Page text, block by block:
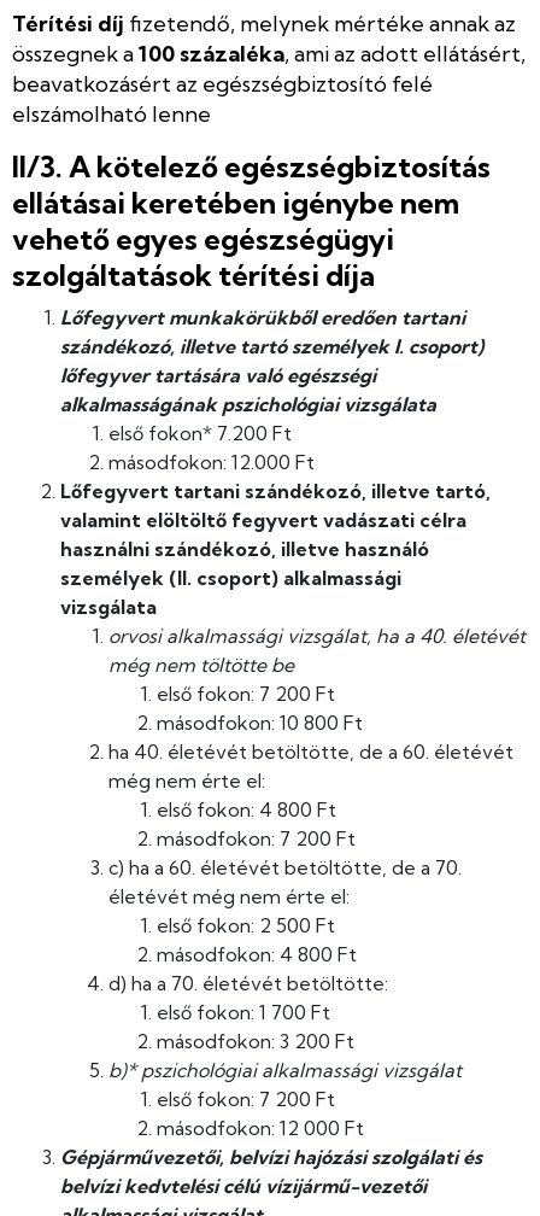
Térítési díj fizetendő, melynek mértéke annak az
összegnek a100 százaléka, ami az adott ellátásért,
beavatkozásért az egészségbiztosító felé
elszámolható lenne
II/3. A kötelező egészségbiztosítás
ellátásai keretében igénybe nem
vehető egyes egészségügyi
szolgáltatások térítési díja
Lőfegyvert munkakörükből eredően tartani
szándékozó, illetve tartó személyek I. csoport)
lőfegyver tartására való egészségi
alkalmasságának pszichológiai vizsgálata
első fokon* 7.200 Ft
másodfokon: 12.000 Ft
Lőfegyvert tartani szándékozó, illetve tartó,
valamint elöltöltő fegyvert vadászati célra
használni szándékozó, illetve használó
személyek (II. csoport) alkalmassági
vizsgálata
orvosi alkalmassági vizsgálat, ha a 40. életévét
még nem töltötte be
első fokon: 7 200 Ft
másodfokon: 10 800 Ft
ha 40. életévét betöltötte, de a 60. életévét
még nem érte el:
első fokon: 4 800 Ft
másodfokon: 7 200 Ft
c) ha a 60. életévét betöltötte, de a 70.
életévét még nem érte el:
első fokon: 2 500 Ft
másodfokon: 4 800 Ft
d) ha a 70. életévét betöltötte:
első fokon: 1 700 Ft
másodfokon: 3 200 Ft
b)* pszichológiai alkalmassági vizsgálat
első fokon: 7 200 Ft
másodfokon: 12 000 Ft
Gépjárművezetői, belvízi hajózási szolgálati és
belvízi kedvtelési célú vízijármű-vezetői